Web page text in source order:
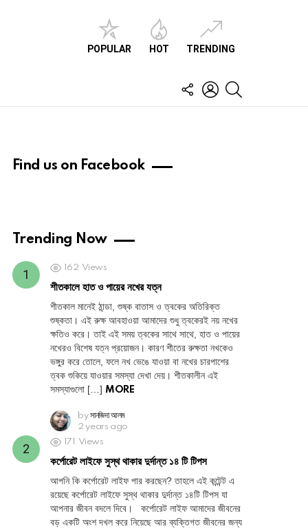
POPULAR HOT TRENDING
FOLLOW
US
LOGIN
Find us on Facebook
Trending Now
162 Views
শীতকালে হাত ও পায়ের নখের যত্ন
শীতকাল মানেই ঠান্ডা, শুষ্ক বাতাস ও ত্বকের অতিরিক্ত
শুষ্কতা। এই রুক্ষ আবহাওয়া আমাদের শুধু ত্বকেরই নয় নখের
ক্ষতিও করে। তাই এই সময় ত্বকের সাথে সাথে, হাত ও পায়ের
নখেরও বিশেষ যত্ন প্রয়োজন। কারণ শীতের রুক্ষতা নখকেও
ভঙ্গুর করে তোলে, ফলে নখ ভেঙে যাওয়া বা নখের চারপাশের
ত্বক শুকিয়ে যাওয়ার সমস্যা দেখা দেয়। শীতকালীন এই
সমস্যাগুলো […] MORE
by সানজিদা আলম
2 years ago
171
Views
কর্পোরেট লাইফে সুস্থ থাকার দুর্দান্ত ১৪ টি টিপস
আপনি কি কর্পোরেট লাইফ পার করছেন? তাহলে এই কন্টেন্ট এ
রয়েছে কর্পোরেট লাইফে সুস্থ থাকার দুর্দান্ত ১৪টি টিপস যা
আপনার জীবন বদলে দিবে। কর্পোরেট লাইফ আমাদের জীবনের
বড় একটি অংশ দখল করে নিয়েছে আর ব্যক্তিগত জীবনের জন্য